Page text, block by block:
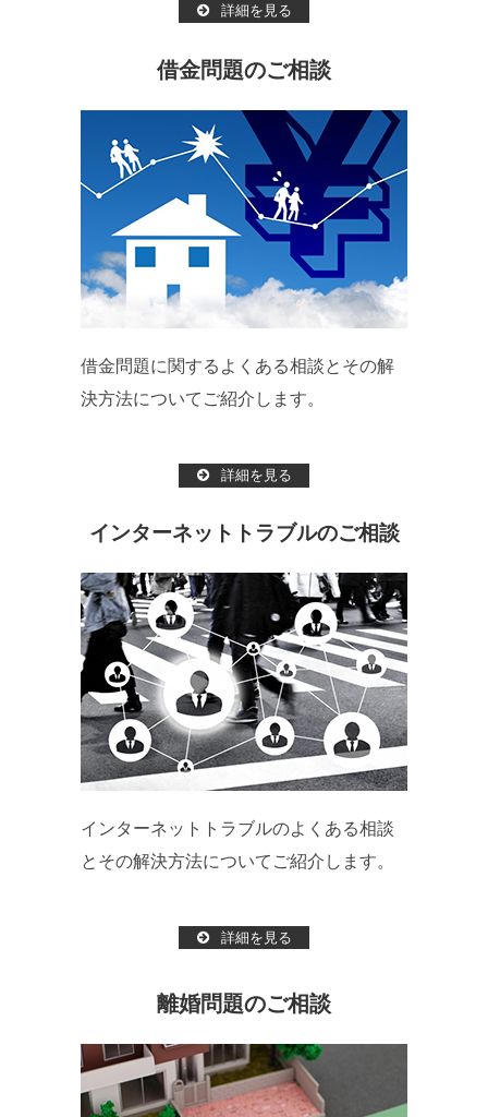
詳細を見る
借金問題のご相談
借金問題に関するよくある相談とその解
決方法についてご紹介します。
詳細を見る
インターネットトラブルのご相談
インターネットトラブルのよくある相談
とその解決方法についてご紹介します。
詳細を見る
離婚問題のご相談